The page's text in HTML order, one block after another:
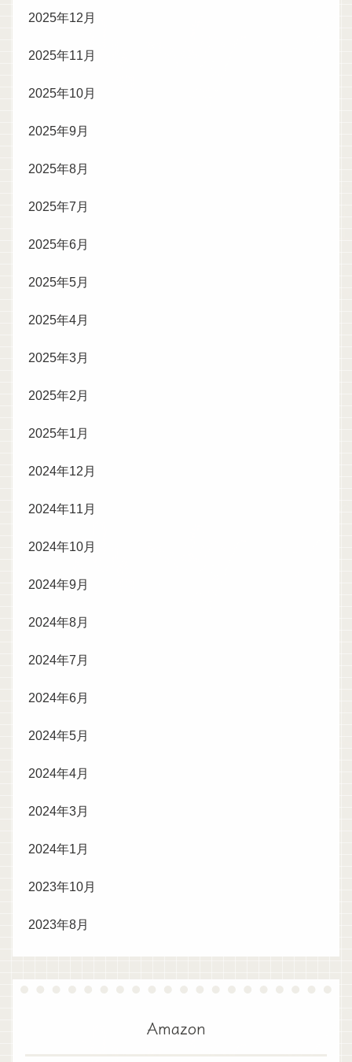
2025年12月
2025年11月
2025年10月
2025年9月
2025年8月
2025年7月
2025年6月
2025年5月
2025年4月
2025年3月
2025年2月
2025年1月
2024年12月
2024年11月
2024年10月
2024年9月
2024年8月
2024年7月
2024年6月
2024年5月
2024年4月
2024年3月
2024年1月
2023年10月
2023年8月
Amazon